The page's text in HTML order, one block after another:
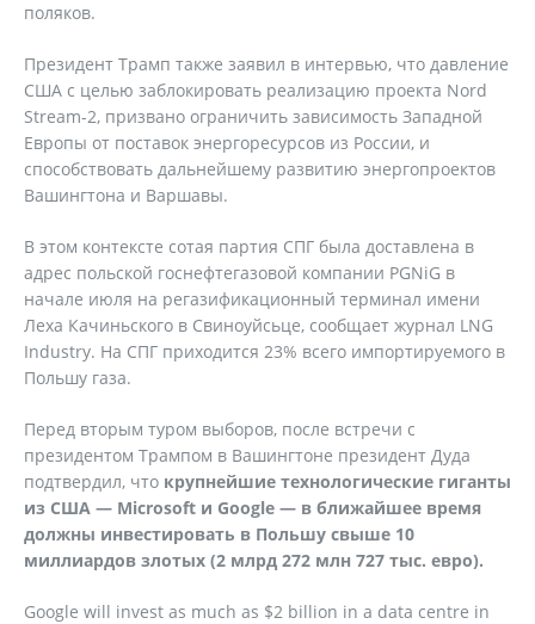
поляков.
Президент Трамп также заявил в интервью, что давление
США с целью заблокировать реализацию проекта Nord
Stream-2, призвано ограничить зависимость Западной
Европы от поставок энергоресурсов из России, и
способствовать дальнейшему развитию энергопроектов
Вашингтона и Варшавы.
В этом контексте сотая партия СПГ была доставлена в
адрес польской госнефтегазовой компании PGNiG в
начале июля на регазификационный терминал имени
Леха Качиньского в Свиноуйсьце, сообщает журнал LNG
Industry. На СПГ приходится 23% всего импортируемого в
Польшу газа.
Перед вторым туром выборов, после встречи с
президентом Трампом в Вашингтоне президент Дуда
подтвердил, что крупнейшие технологические гиганты
из США — Microsoft и Google — в ближайшее время
должны инвестировать в Польшу свыше 10
миллиардов злотых (2 млрд 272 млн 727 тыс. евро).
Google will invest as much as $2 billion in a data centre in